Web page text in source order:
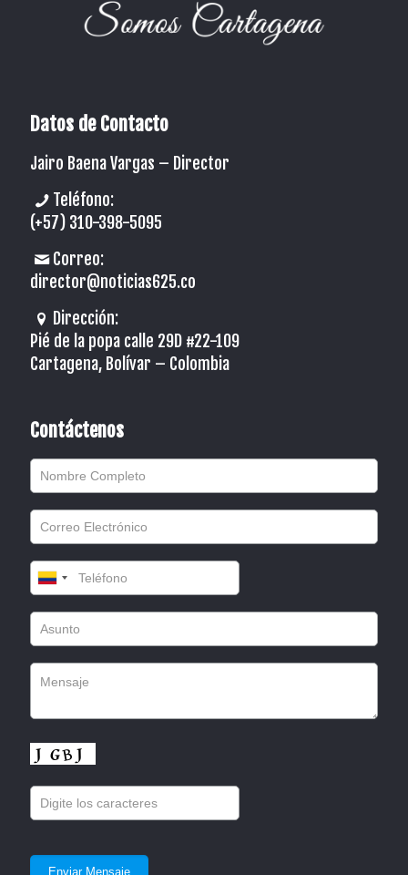
Datos de Contacto
Jairo Baena Vargas – Director
Teléfono:
(+57) 310-398-5095
Correo:
director@noticias625.co
Dirección:
Pié de la popa calle 29D #22-109
Cartagena, Bolívar – Colombia
Contáctenos